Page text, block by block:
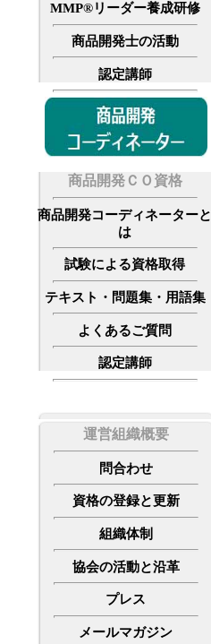
MMP®リーダー養成研修
商品開発士の活動
認定講師
商品開発ＣＯ資格
商品開発コーディネーターと
は
試験による資格取得
テキスト・問題集・用語集
よくあるご質問
認定講師
運営組織概要
問合わせ
資格の登録と更新
組織体制
協会の活動と沿革
プレス
メールマガジン